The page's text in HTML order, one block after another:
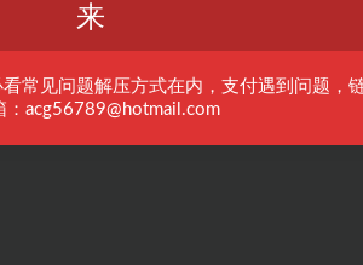
来
常见问题解压方式在内，支付遇到问题，
acg56789@hotmail.com